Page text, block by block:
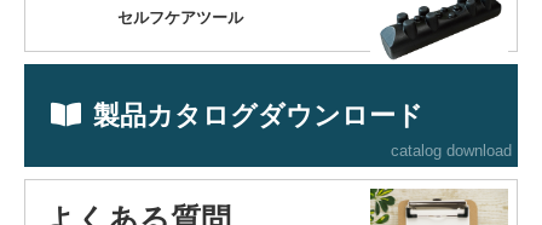
セルフケアツール
製品カタログダウンロード
catalog download